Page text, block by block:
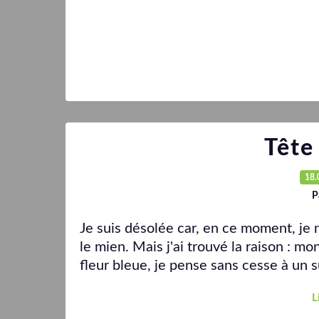
Je suis désolée car, en ce moment,
le mien. Mais j'ai trouvé la raison :
fleur bleue, je pense sans cesse à un